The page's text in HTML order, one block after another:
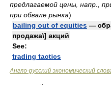
предлагаемой цены, напр.,
при обвале рынка)
bailing out of equities —
продажа\] акций
See:
trading tactics
Англо-русский экономический